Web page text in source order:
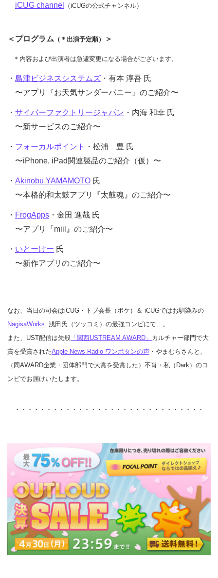
iCUG channel （iCUGの公式チャンネル）
＜プログラム （＊出演予定順） ＞
＊内容および出演者は急遽変更になる場合がございます。
・ 島津ビジネスシステムズ ・有本 淳吾 氏
〜アプリ『お天気サンダーバニー』のご紹介〜
・ サイバーファクトリージャパン ・内海 和幸 氏
〜新サービスのご紹介〜
・ フォーカルポイント
・松浦 豊 氏
〜iPhone, iPad関連製品のご紹介（仮）〜
・ Akinobu YAMAMOTO 氏
〜本格的和太鼓アプリ『太鼓魂』のご紹介〜
・ FrogApps ・金田 進哉 氏
〜アプリ『miil』のご紹介〜
・ いとーけー 氏
〜新作アプリのご紹介〜
なお、当日の司会はiCUG・トブ会長（ボケ）＆ iCUGではお馴染みの
NagisaWorks. 浅田氏（ツッコミ）の最強コンビにて…。
また、UST配信は先般 「関西USTREAM AWARD」 カルチャー部門で大
賞を受賞されたApple News Radio ワンボタンの声 ・やまむらさんと、
（同AWARD企業・団体部門で大賞を受賞した）不肖・私（Dark）のコ
ンビでお届けいたします。
・・・・・・・・・・・・・・・・・・・・・・・・・・・・・・